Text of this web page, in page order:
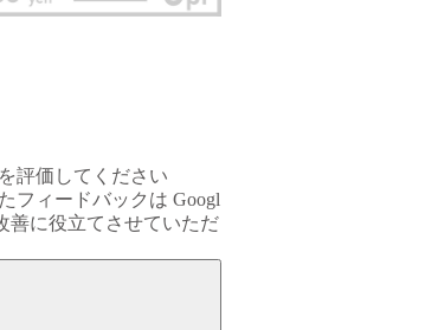
評価してください
フィードバックは Googl
善に役立てさせていただ